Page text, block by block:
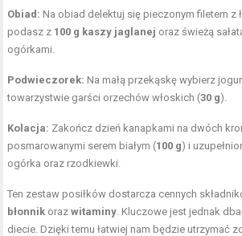
Obiad: Na obiad delektuj się pieczonym filetem z
podasz z 100 g kaszy jaglanej oraz świeżą
ogórkami.
Podwieczorek: Na małą przekąskę wybierz
towarzystwie garści orzechów włoskich (30 g).
Kolacja: Zakończ dzień kanapkami na dwóch
posmarowanymi serem białym (100 g) i
ogórka oraz rzodkiewki.
Ten zestaw posiłków dostarcza cennych
błonnik orazwitaminy. Kluczowe jest jednak
diecie. Dzięki temu łatwiej nam będzie utrzymać